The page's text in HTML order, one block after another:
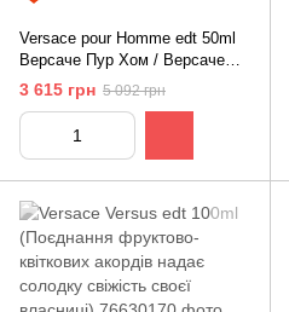
Versace pour Homme edt 50ml
Версаче Пур Хом / Версаче
Блакитний
3 615 грн 5 092 грн